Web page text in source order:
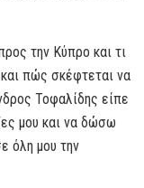
την Κύπρο και τι
πώς σκέφτεται να
Τοφαλίδης είπε
μου και να δώσω
όλη μου την